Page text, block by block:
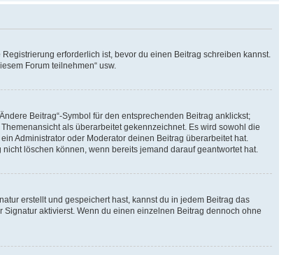
erforderlich ist, bevor du einen Beitrag schreiben kannst.
Forum teilnehmen“ usw.
Beitrag“-Symbol für den entsprechenden Beitrag anklickst;
als überarbeitet gekennzeichnet. Es wird sowohl die
Administrator oder Moderator deinen Beitrag überarbeitet hat.
löschen können, wenn bereits jemand darauf geantwortet hat.
erstellt und gespeichert hast, kannst du in jedem Beitrag das
aktivierst. Wenn du einen einzelnen Beitrag dennoch ohne